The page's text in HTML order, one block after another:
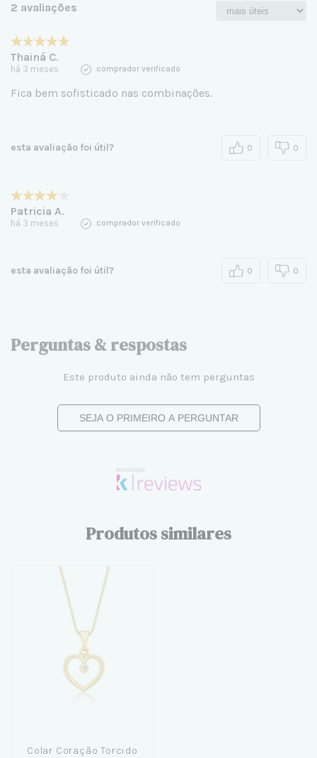
2 avaliações
Thainá C.
há 3 meses comprador verificado
Fica bem sofisticado nas combinações.
esta avaliação foi útil? 0 0
Patricia A.
há 3 meses comprador verificado
esta avaliação foi útil? 0 0
Perguntas & respostas
Este produto ainda não tem perguntas
SEJA O PRIMEIRO A PERGUNTAR
Produtos similares
Colar Coração Torcido